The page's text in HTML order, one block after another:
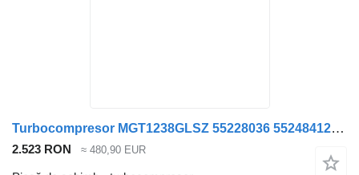
Turbocompresor MGT1238GLSZ 55228036 55248412 812811-5004S pentru automobil Jeep RENEGADE
2.523 RON ≈ 480,90 EUR